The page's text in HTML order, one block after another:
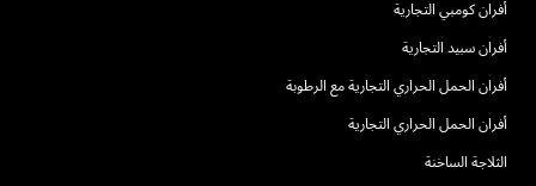
أفران كومبي التجارية
أفران سبيد التجارية
أفران الحمل الحراري التجارية مع الرطوبة
أفران الحمل الحراري التجارية
الثلاجة الساخنة